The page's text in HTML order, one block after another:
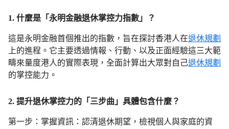
1. 什麼是「永明金融退休掌控力指數」？
這是永明金融首個推出的指數，旨在探討香港人在退休規劃
上的進程。它主要透過情報、行動、以及正面經驗這三大範
疇來量度港人的實際表現，全面計算出大眾對自己退休規劃
的掌控能力。
2. 提升退休掌控力的「三步曲」具體包含什麼？
第一步：掌握資訊：認清退休期望，檢視個人與家庭的資